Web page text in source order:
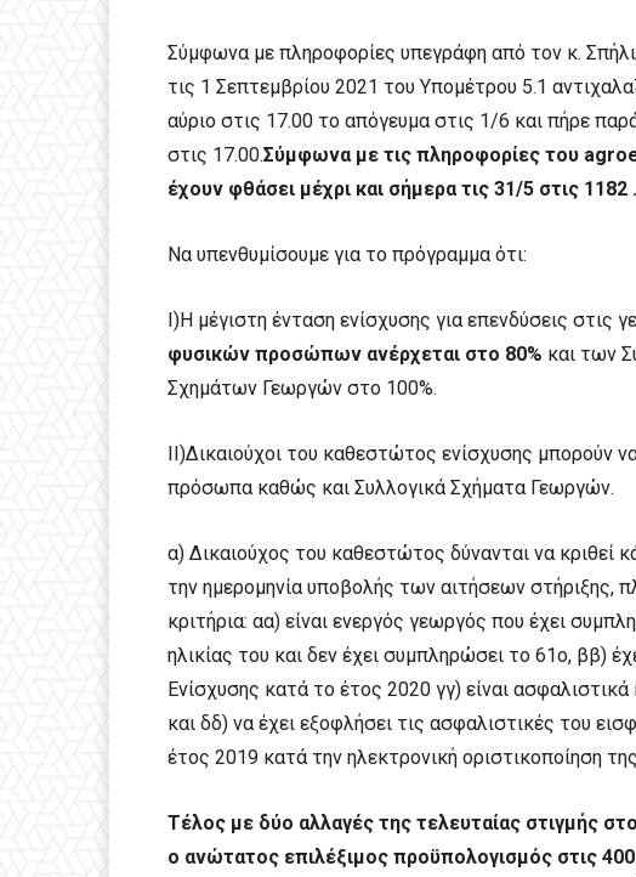
Σύμφωνα με πληροφορίες υπεγράφη από τον κ.
τις 1 Σεπτεμβρίου 2021 του Υπομέτρου 5.1
αύριο στις 17.00 το απόγευμα στις 1/6 και πήρε
στις 17.00.Σύμφωνα με τις πληροφορίες του
έχουν φθάσει μέχρι και σήμερα τις 31/5 στις 1182 .
Να υπενθυμίσουμε για το πρόγραμμα ότι:
Ι)Η μέγιστη ένταση ενίσχυσης για επενδύσεις στις
φυσικών προσώπων ανέρχεται στο 80% και των
Σχημάτων Γεωργών στο 100%.
ΙΙ)Δικαιούχοι του καθεστώτος ενίσχυσης μπορούν
πρόσωπα καθώς και Συλλογικά Σχήματα Γεωργών.
α) Δικαιούχος του καθεστώτος δύνανται να κριθεί
την ημερομηνία υποβολής των αιτήσεων στήριξης,
κριτήρια: αα) είναι ενεργός γεωργός που έχει
ηλικίας του και δεν έχει συμπληρώσει το 61ο, ββ)
Ενίσχυσης κατά το έτος 2020 γγ) είναι
και δδ) να έχει εξοφλήσει τις ασφαλιστικές του
έτος 2019 κατά την ηλεκτρονική οριστικοποίηση
Τέλος με δύο αλλαγές της τελευταίας στιγμής
ο ανώτατος επιλέξιμος προϋπολογισμός στις